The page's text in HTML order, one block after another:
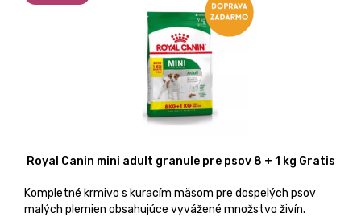
Royal Canin mini adult granule pre psov 8 + 1 kg Gratis
Kompletné krmivo s kuracím mäsom pre dospelých psov
malých plemien obsahujúce vyvážené množstvo živín.